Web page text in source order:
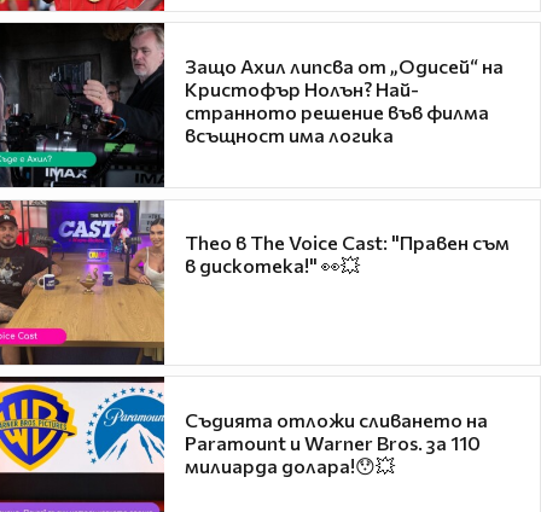
Защо Ахил липсва от „Одисей“ на
Кристофър Нолън? Най-
странното решение във филма
всъщност има логика
Theo в The Voice Cast: "Правен съм
в дискотека!" 👀💥
Съдията отложи сливането на
Paramount и Warner Bros. за 110
милиарда долара!😯💥